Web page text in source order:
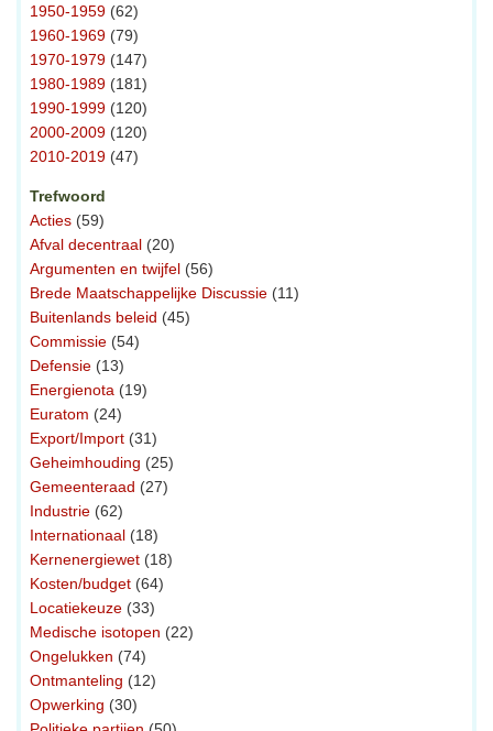
1950-1959 (62)
1960-1969 (79)
1970-1979 (147)
1980-1989 (181)
1990-1999 (120)
2000-2009 (120)
2010-2019 (47)
Trefwoord
Acties (59)
Afval decentraal (20)
Argumenten en twijfel (56)
Brede Maatschappelijke Discussie (11)
Buitenlands beleid (45)
Commissie (54)
Defensie (13)
Energienota (19)
Euratom (24)
Export/Import (31)
Geheimhouding (25)
Gemeenteraad (27)
Industrie (62)
Internationaal (18)
Kernenergiewet (18)
Kosten/budget (64)
Locatiekeuze (33)
Medische isotopen (22)
Ongelukken (74)
Ontmanteling (12)
Opwerking (30)